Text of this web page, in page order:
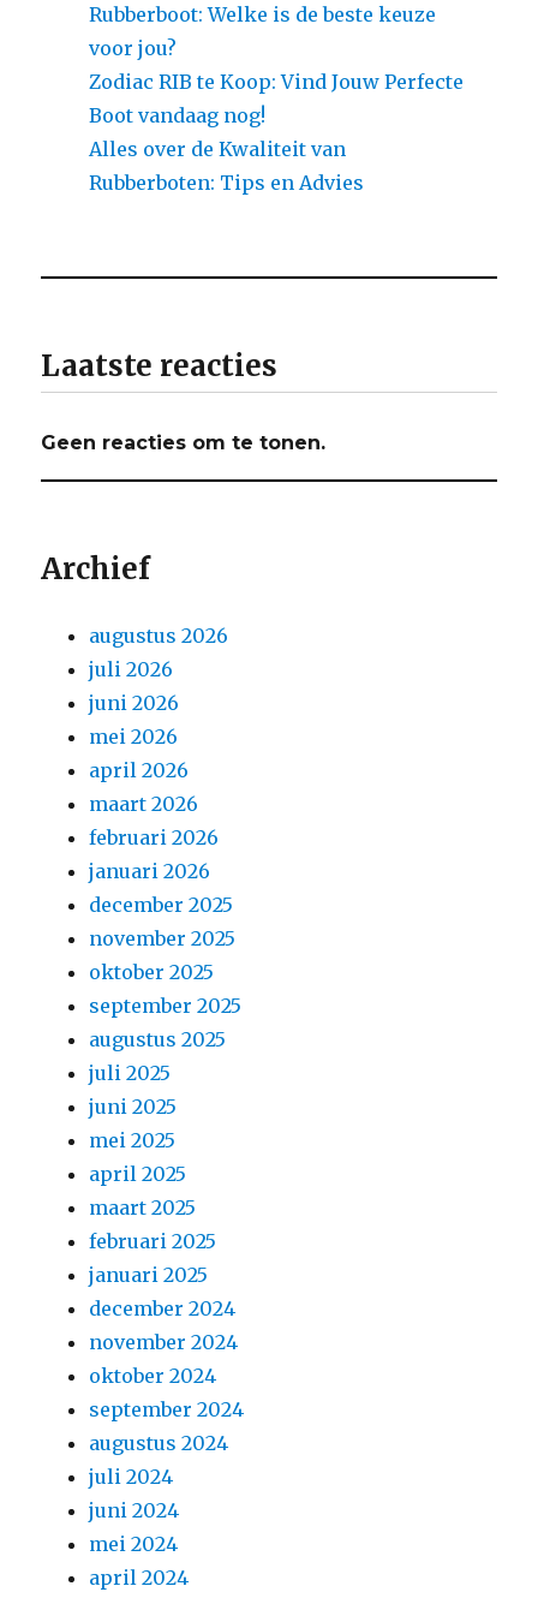
Rubberboot: Welke is de beste keuze
voor jou?
Zodiac RIB te Koop: Vind Jouw Perfecte
Boot vandaag nog!
Alles over de Kwaliteit van
Rubberboten: Tips en Advies
Laatste reacties
Geen reacties om te tonen.
Archief
augustus 2026
juli 2026
juni 2026
mei 2026
april 2026
maart 2026
februari 2026
januari 2026
december 2025
november 2025
oktober 2025
september 2025
augustus 2025
juli 2025
juni 2025
mei 2025
april 2025
maart 2025
februari 2025
januari 2025
december 2024
november 2024
oktober 2024
september 2024
augustus 2024
juli 2024
juni 2024
mei 2024
april 2024